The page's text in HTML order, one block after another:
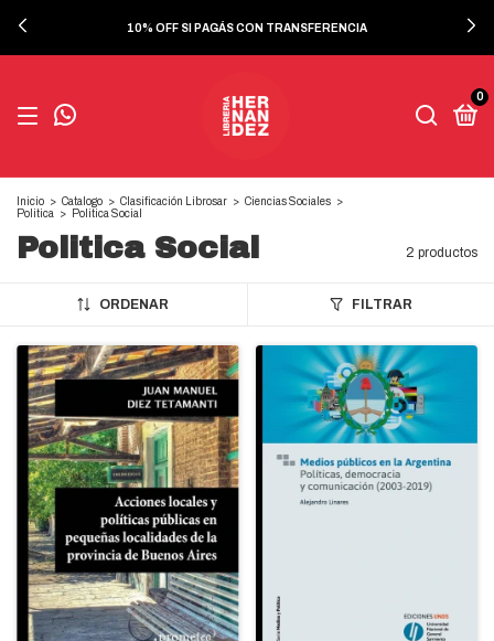
10% OFF SI PAGÁS CON TRANSFERENCIA
0
Inicio > Catalogo > Clasificación Librosar > Ciencias Sociales >
Politica
> Politica Social
Politica Social 2 productos
ORDENAR FILTRAR